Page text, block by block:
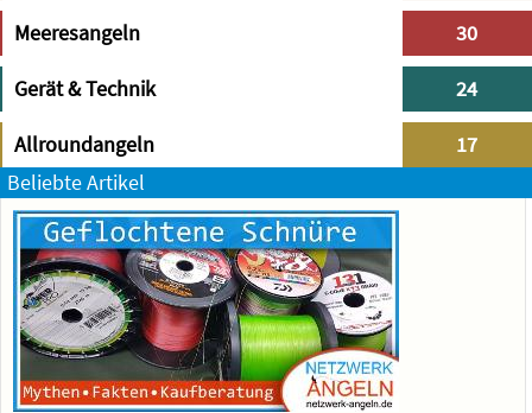
Meeresangeln 30
Gerät & Technik 24
Allroundangeln
17
Beliebte Artikel